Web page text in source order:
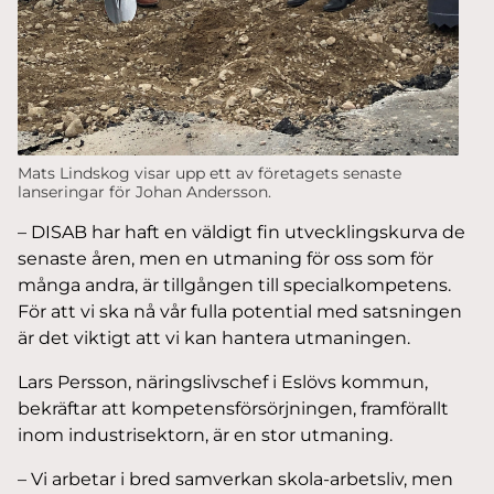
Mats Lindskog visar upp ett av företagets senaste
lanseringar för Johan Andersson.
– DISAB har haft en väldigt fin utvecklingskurva de
senaste åren, men en utmaning för oss som för
många andra, är tillgången till specialkompetens.
För att vi ska nå vår fulla potential med satsningen
är det viktigt att vi kan hantera utmaningen.
Lars Persson, näringslivschef i Eslövs kommun,
bekräftar att kompetensförsörjningen, framförallt
inom industrisektorn, är en stor utmaning.
– Vi arbetar i bred samverkan skola-arbetsliv, men